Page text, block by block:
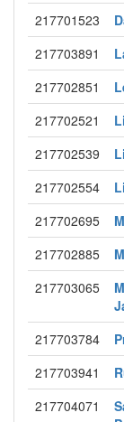
217701523
217703891
217702851
217702521
217702539
217702554
217702695
217702885
217703065
217703784
217703941
217704071